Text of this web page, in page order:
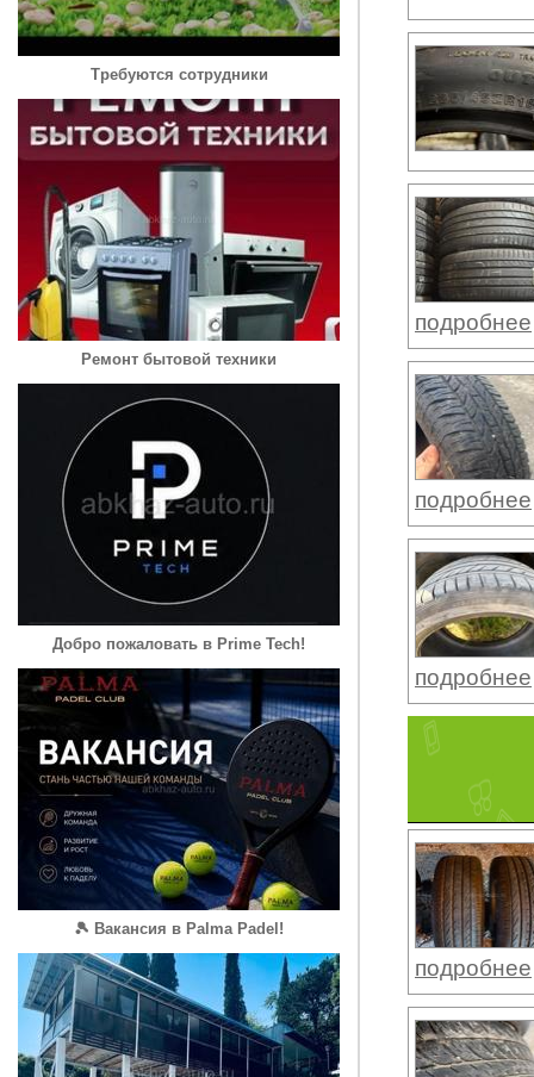
Требуются сотрудники
Ремонт бытовой техники
Добро пожаловать в Prime Tech!
🎾 Вакансия в Palma Padel!
подробнее
подробнее
подробнее
подробнее